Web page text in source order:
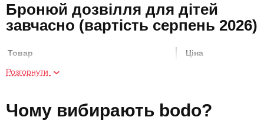
Бронюй дозвілля для дітей
завчасно (вартість серпень 2026)
Товар Ціна
Занурення у світ VR-ігор для компанії 1200 грн
Розгорнути
Чому вибирають bodo?